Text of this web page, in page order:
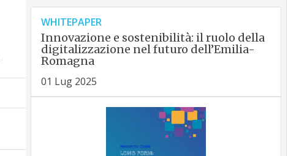
WHITEPAPER
Innovazione e sostenibilità: il ruolo della
digitalizzazione nel futuro dell’Emilia-
Romagna
01 Lug 2025